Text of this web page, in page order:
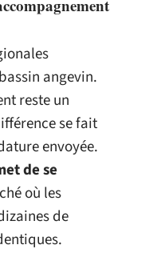
angevin.
reste un
se fait
envoyée.
de se
où les
de